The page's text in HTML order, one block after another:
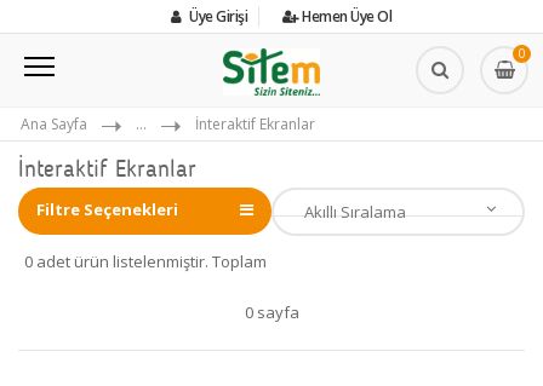
Üye Girişi Hemen Üye Ol
0
Ana Sayfa ... İnteraktif Ekranlar
İnteraktif Ekranlar
Filtre Seçenekleri
0 adet ürün listelenmiştir. Toplam
0 sayfa